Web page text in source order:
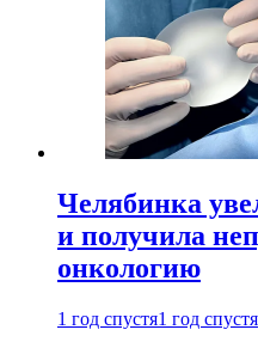
Челябинка
и получила
онкологию
1 год спустя1 год спустя